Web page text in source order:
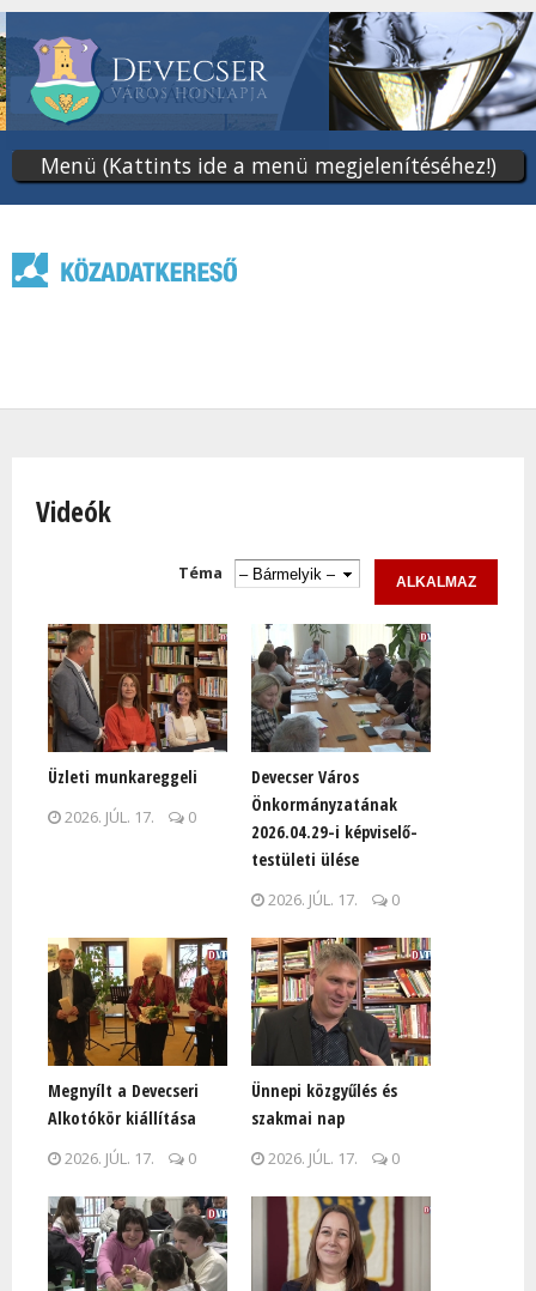
tartalomra
Menü (Kattints ide a menü megjelenítéséhez!)
Videók
Téma
Üzleti munkareggeli
2026. JÚL. 17. 0
Devecser Város
Önkormányzatának
2026.04.29-i képviselő-
testületi ülése
2026. JÚL. 17. 0
Megnyílt a Devecseri
Alkotókör kiállítása
2026. JÚL. 17. 0
Ünnepi közgyűlés és
szakmai nap
2026. JÚL. 17. 0